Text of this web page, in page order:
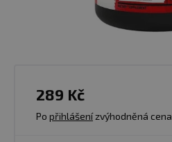
289 Kč
Po přihlášenízvýhodněná cena